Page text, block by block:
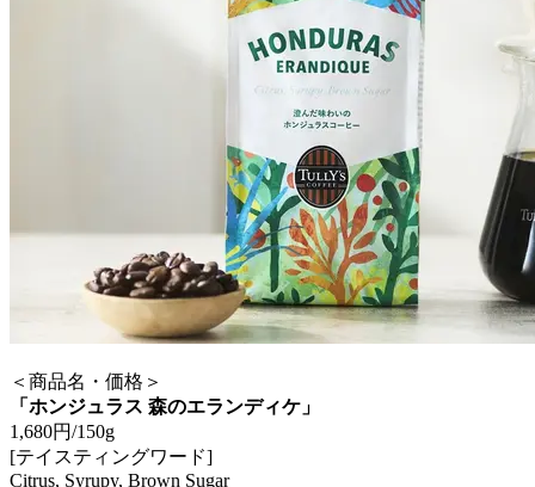
＜商品名・価格＞
「ホンジュラス 森のエランディケ」
1,680円/150g
[テイスティングワード]
Citrus, Syrupy, Brown Sugar